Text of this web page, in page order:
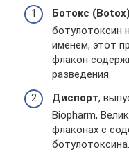
Ботокс (Botox)
ботулотоксин
именем, этот
флакон
разведения.
Диспорт,
Biopharm,
флаконах с
ботулотоксина.